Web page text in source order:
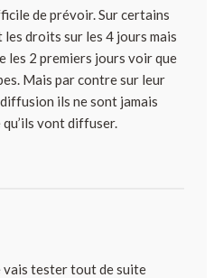
de prévoir. Sur certains
droits sur les 4 jours mais
les 2 premiers jours voir que
Mais par contre sur leur
ils ne sont jamais
vont diffuser.
vais tester tout de suite